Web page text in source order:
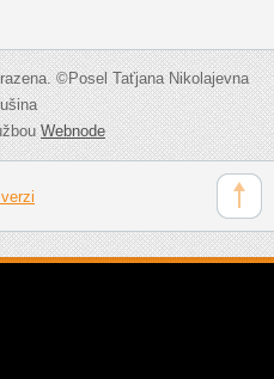
©Posel Taťjana Nikolajevna
Webnode